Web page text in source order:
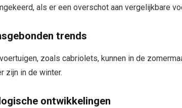
als er een overschot aan vergelijkbare
trends
zoals cabriolets, kunnen in de
zijn in de winter.
ontwikkelingen